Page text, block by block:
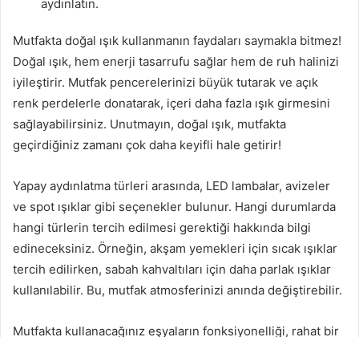
aydınlatın.
Mutfakta doğal ışık kullanmanın faydaları saymakla bitmez!
Doğal ışık, hem enerji tasarrufu sağlar hem de ruh halinizi
iyileştirir. Mutfak pencerelerinizi büyük tutarak ve açık
renk perdelerle donatarak, içeri daha fazla ışık girmesini
sağlayabilirsiniz. Unutmayın, doğal ışık, mutfakta
geçirdiğiniz zamanı çok daha keyifli hale getirir!
Yapay aydınlatma türleri arasında, LED lambalar, avizeler
ve spot ışıklar gibi seçenekler bulunur. Hangi durumlarda
hangi türlerin tercih edilmesi gerektiği hakkında bilgi
edineceksiniz. Örneğin, akşam yemekleri için sıcak ışıklar
tercih edilirken, sabah kahvaltıları için daha parlak ışıklar
kullanılabilir. Bu, mutfak atmosferinizi anında değiştirebilir.
Mutfakta kullanacağınız eşyaların fonksiyonelliği, rahat bir